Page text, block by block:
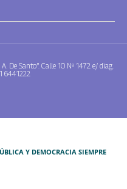
De Santo”. Calle 10 Nº 1472 e/ diag.
6441222
Y DEMOCRACIA SIEMPRE